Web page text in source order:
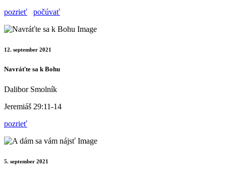
pozrieť
počúvať
12. september 2021
Navráťte sa k Bohu
Dalibor Smolník
Jeremiáš 29:11-14
pozrieť
5. september 2021